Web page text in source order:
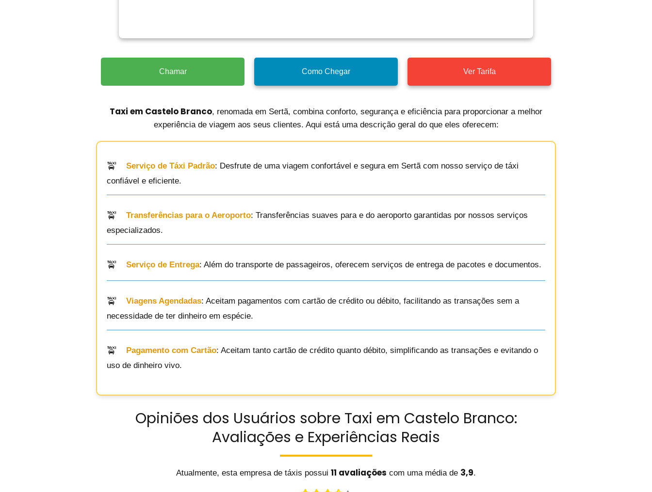
Chamar Como Chegar Ver Tarifa
Taxi em Castelo Branco, renomada em Sertã, combina conforto, segurança e eficiência para proporcionar a melhor
experiência de viagem aos seus clientes. Aqui está uma descrição geral do que eles oferecem:
Serviço de Táxi Padrão: Desfrute de uma viagem confortável e segura em Sertã com nosso serviço de táxi
confiável e eficiente.
Transferências para o Aeroporto: Transferências suaves para e do aeroporto garantidas por nossos serviços
especializados.
Serviço de Entrega: Além do transporte de passageiros, oferecem serviços de entrega de pacotes e documentos.
Viagens Agendadas: Aceitam pagamentos com cartão de crédito ou débito, facilitando as transações sem a
necessidade de ter dinheiro em espécie.
Pagamento com Cartão: Aceitam tanto cartão de crédito quanto débito, simplificando as transações e evitando o
uso de dinheiro vivo.
Opiniões dos Usuários sobre Taxi em Castelo Branco:
Avaliações e Experiências Reais
Atualmente, esta empresa de táxis possui 11 avaliações com uma média de 3,9.